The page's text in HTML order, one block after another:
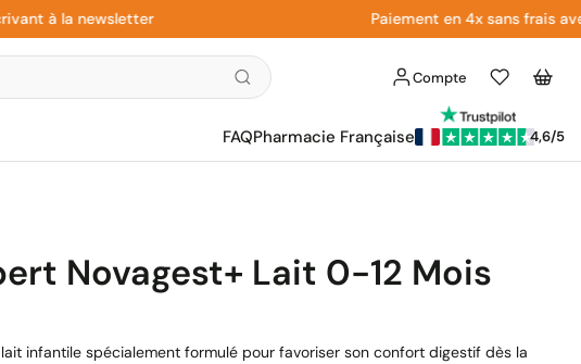
à la newsletter Paiement en 4x sans frais avec
Compte
Liste
d'envies
Panier
FAQPharmacie Française 4,6/5
Novagest+ Lait 0-12 Mois
infantile spécialement formulé pour favoriser son confort digestif dès la